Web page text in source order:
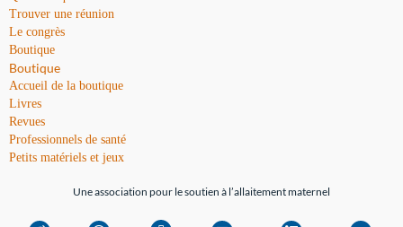
Trouver une réunion
Le congrès
Boutique
Boutique
Accueil de la boutique
Livres
Revues
Professionnels de santé
Petits matériels et jeux
Une association pour le soutien à l’allaitement maternel